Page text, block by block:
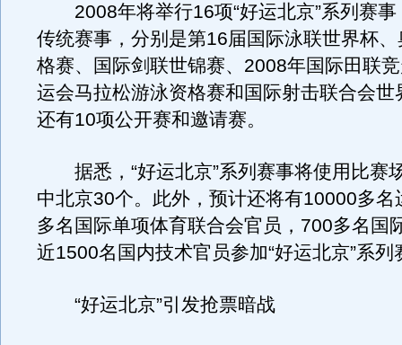
2008年将举行16项“好运北京”系列赛事
传统赛事，分别是第16届国际泳联世界杯
格赛、国际剑联世锦赛、2008年国际田联
运会马拉松游泳资格赛和国际射击联合会世
还有10项公开赛和邀请赛。
据悉，“好运北京”系列赛事将使用比赛
中北京30个。此外，预计还将有10000多名
多名国际单项体育联合会官员，700多名国
近1500名国内技术官员参加“好运北京”系列
“好运北京”引发抢票暗战